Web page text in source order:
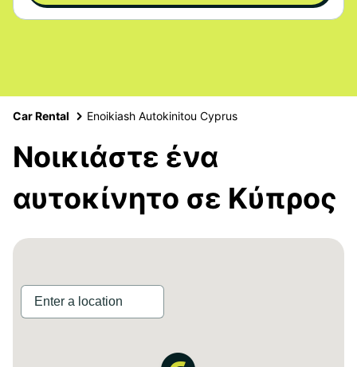
Car Rental Enoikiash Autokinitou Cyprus
Νοικιάστε ένα
αυτοκίνητο σε Κύπρος